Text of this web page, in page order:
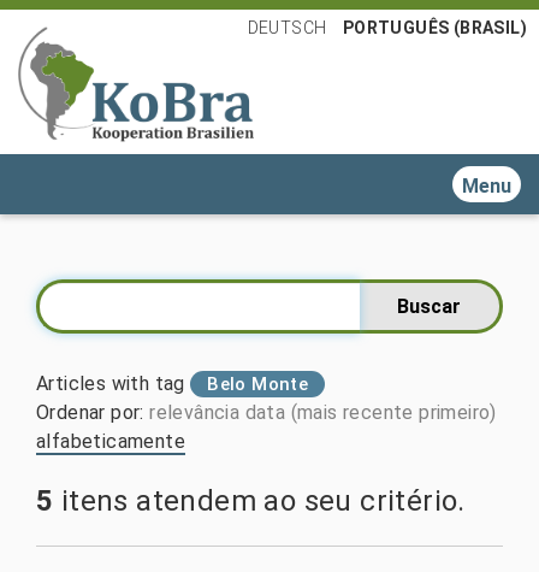
DEUTSCH PORTUGUÊS (BRASIL)
Toggle
Articles with tag Belo Monte
Ordenar por:relevância data (mais recente primeiro)
alfabeticamente
5 itens atendem ao seu critério.